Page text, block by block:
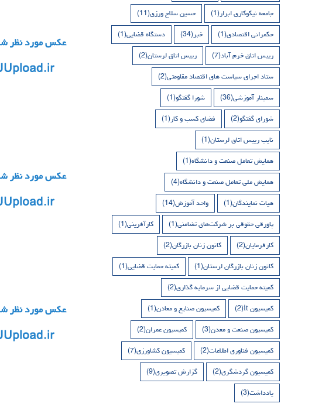
جامعه نیکوکاری ابرار(1) حسین سلاح ورزی(11)
حکمرانی اقتصادی(1) خبر(34) دستگاه قضایی(1)
رییس اتاق خرم آباد(7) رییس اتاق لرستان(2)
ستاد اجرای سیاست های اقتصاد مقاومتی(2)
سمینار آموزشی(36) شورا گفتگو(1)
شورای گفتگو(2) فضای کسب و کار(1)
نایب رییس اتاق لرستان(1)
همایش تعامل صنعت و دانشگاه(1)
همایش ملی تعامل صنعت و دانشگاه(4)
هیات نمایندگان(1) واحد آموزش(14)
پاورقی حقوقی بر شرکت‌های تضامنی(1) کارآفرینی(1)
کارفرمایان(2) کانون زنان بازرگان(2)
کانون زنان بازرگان لرستان(1) کمیته حمایت قضایی(1)
کمیته حمایت قضایی از سرمایه گذاری(2)
کمیسیون it (2) کمیسیون صنایع و معادن(1)
کمیسیون صنعت و معدن(3) کمیسیون عمران(2)
کمیسیون فناوری اطلاعات(2) کمیسیون کشاورزی(7)
کمیسیون گردشگری(2) گزارش تصویری(9)
یادداشت(3)